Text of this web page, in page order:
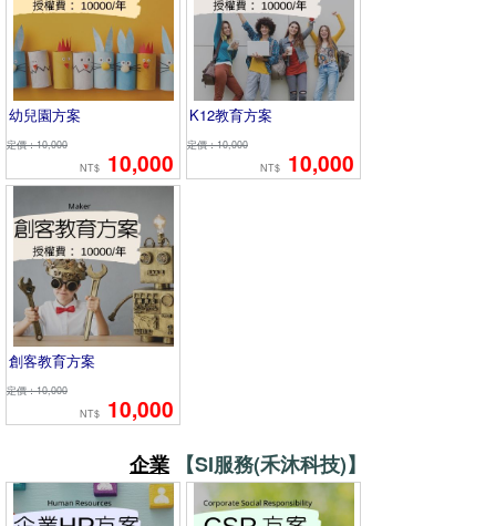
幼兒園方案
定價：10,000
NT$
10,000
K12教育方案
定價：10,000
NT$
10,000
創客教育方案
定價：10,000
NT$
10,000
企業 【SI服務(禾沐科技)】